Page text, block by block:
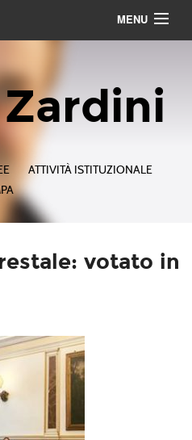
MENU
ATTIVITÀ ISTITUZIONALE
votato in